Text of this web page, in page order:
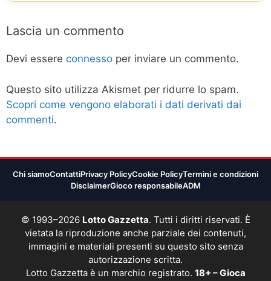
Lascia un commento
Devi essere connesso per inviare un commento.
Questo sito utilizza Akismet per ridurre lo spam.
Scopri come vengono elaborati i dati derivati dai
commenti.
Chi siamoContattiPrivacy PolicyCookie PolicyTermini e condizioni
DisclaimerGioco responsabileADM
© 1993–2026 Lotto Gazzetta. Tutti i diritti riservati. È
vietata la riproduzione anche parziale dei contenuti,
immagini e materiali presenti su questo sito senza
autorizzazione scritta.
Lotto Gazzetta è un marchio registrato. 18+ – Gioca